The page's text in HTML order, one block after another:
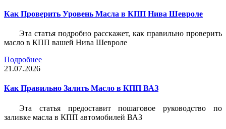
Как Проверить Уровень Масла в КПП Нива Шевроле
Эта статья подробно расскажет, как правильно проверить
масло в КПП вашей Нива Шевроле
Подробнее
21.07.2026
Как Правильно Залить Масло в КПП ВАЗ
Эта статья предоставит пошаговое руководство по
заливке масла в КПП автомобилей ВАЗ